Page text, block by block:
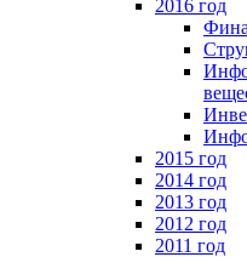
2016 год
2015 год
2014 год
2013 год
2012 год
2011 год